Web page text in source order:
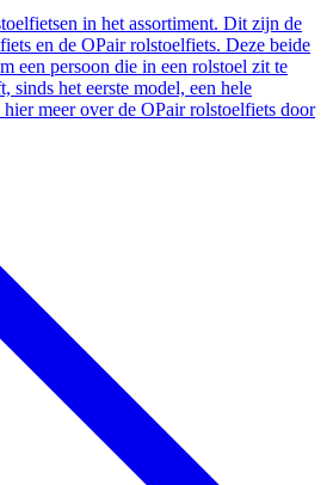
in het assortiment. Dit zijn de
en de OPair rolstoelfiets. Deze beide
een persoon die in een rolstoel zit te
sinds het eerste model, een hele
meer over de OPair rolstoelfiets door